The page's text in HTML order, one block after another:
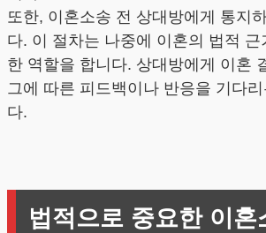
또한, 이혼소송 전 상대방에게 통지
다. 이 절차는 나중에 이혼의 법적
한 역할을 합니다. 상대방에게 이혼
그에 따른 피드백이나 반응을 기다리
다.
법적으로 중요한 이혼